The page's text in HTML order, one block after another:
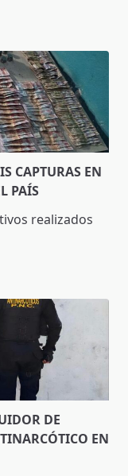
CAPTURAS EN
PAÍS
realizados
DE
EN